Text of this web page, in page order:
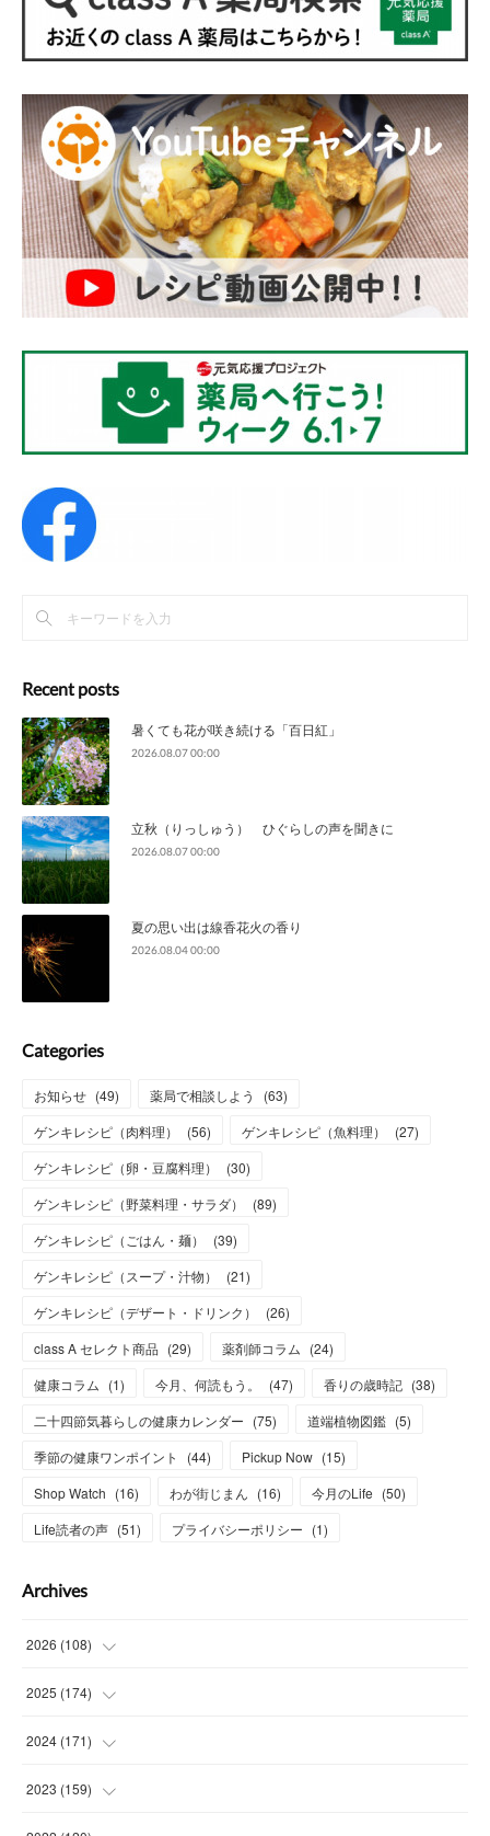
Recent posts
暑くても花が咲き続ける「百日紅」
2026.08.07 00:00
立秋（りっしゅう） ひぐらしの声を聞きに
2026.08.07 00:00
夏の思い出は線香花火の香り
2026.08.04 00:00
Categories
お知らせ (49) 薬局で相談しよう (63)
ゲンキレシピ（肉料理）
(56) ゲンキレシピ（魚料理） (27)
ゲンキレシピ（卵・豆腐料理）
(30)
ゲンキレシピ（野菜料理・サラダ）
(89)
ゲンキレシピ（ごはん・麺）
(39)
ゲンキレシピ（スープ・汁物）
(21)
ゲンキレシピ（デザート・ドリンク）
(26)
class A セレクト商品 (29) 薬剤師コラム (24)
健康コラム (1) 今月、何読もう。 (47) 香りの歳時記 (38)
二十四節気暮らしの健康カレンダー (75) 道端植物図鑑 (5)
季節の健康ワンポイント
(44) Pickup Now (15)
Shop Watch (16) わが街じまん (16) 今月のLife (50)
Life読者の声 (51) プライバシーポリシー (1)
Archives
2026 (108)
(6)
(15
(15
(13
2025 (174)
(14
(14
(15
2024 (171)
(13
2023 (159)